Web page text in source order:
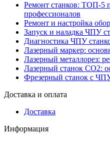
Ремонт станков: ТОП-5
профессионалов
Ремонт и настройка
Запуск и наладка ЧПУ
Диагностика ЧПУ
Лазерный маркер:
Лазерный металлорез:
Лазерный станок СО2:
Фрезерный станок с
Доставка и оплата
Доставка
Информация